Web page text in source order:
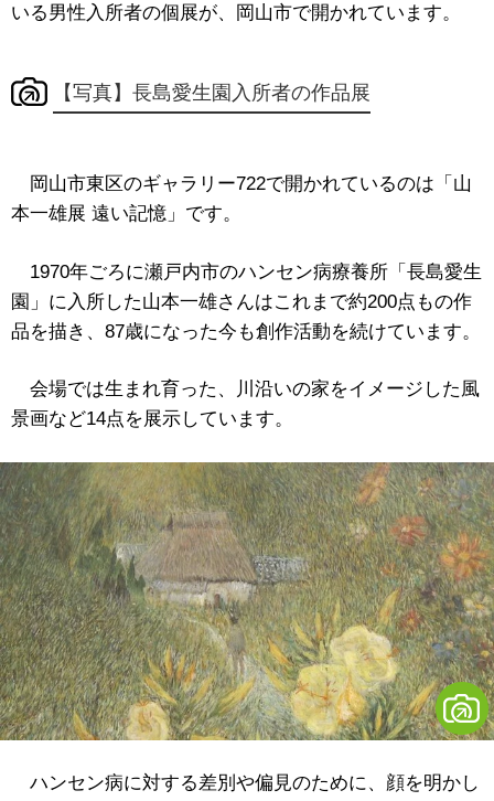
いる男性入所者の個展が、岡山市で開かれています。
【写真】長島愛生園入所者の作品展
岡山市東区のギャラリー722で開かれているのは「山
本一雄展 遠い記憶」です。
1970年ごろに瀬戸内市のハンセン病療養所「長島愛生
園」に入所した山本一雄さんはこれまで約200点もの作
品を描き、87歳になった今も創作活動を続けています。
会場では生まれ育った、川沿いの家をイメージした風
景画など14点を展示しています。
ハンセン病に対する差別や偏見のために、顔を明かし